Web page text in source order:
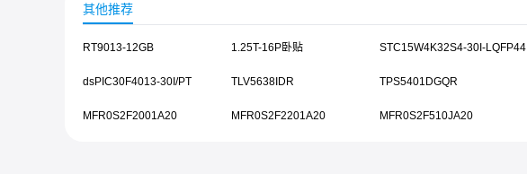
其他推荐
RT9013-12GB 1.25T-16P卧贴 STC15W4K32S4-30I-LQFP44
dsPIC30F4013-30I/PT TLV5638IDR TPS5401DGQR
MFR0S2F2001A20 MFR0S2F2201A20 MFR0S2F510JA20